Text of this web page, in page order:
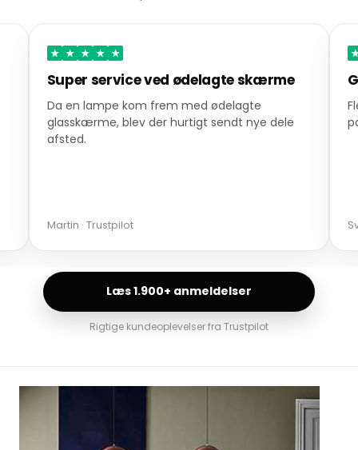
★ ★ ★ ★ ★
Super service ved ødelagte skærme
Da en lampe kom frem med ødelagte
glasskærme, blev der hurtigt sendt nye dele
afsted.
Martin · Trustpilot
Læs 1.900+ anmeldelser
Rigtige kundeoplevelser fra Trustpilot